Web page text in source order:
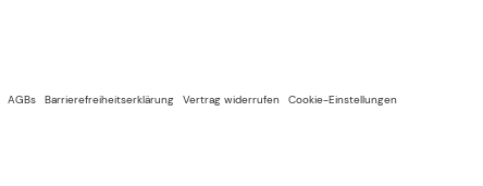
AGBs Barrierefreiheitserklärung Vertrag widerrufen Cookie-Einstellungen